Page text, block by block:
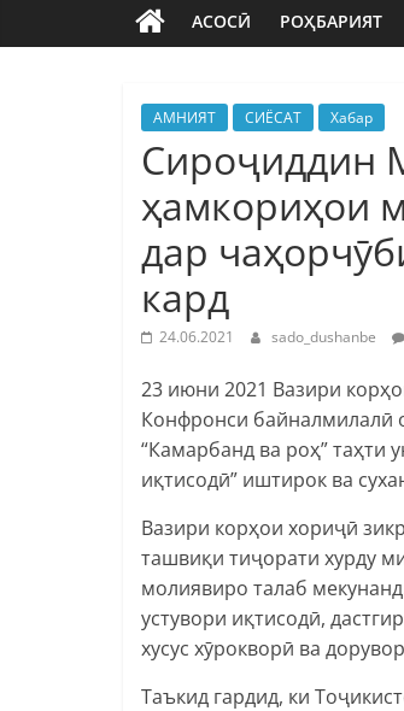
АСОСӢ РОҲБАРИЯТ
АМНИЯТ СИЁСАТ Хабар
Сироҷиддин
ҳамкориҳои
дар
кард
24.06.2021 sado_dushanbe
23 июни 2021 Вазири
Конфронси байналмилалӣ
“Камарбанд ва роҳ” таҳти
иқтисодӣ” иштирок ва
Вазири корҳои хориҷӣ
ташвиқи тиҷорати хурду
молиявиро талаб
устувори иқтисодӣ,
хусус хӯрокворӣ ва
Таъкид гардид, ки